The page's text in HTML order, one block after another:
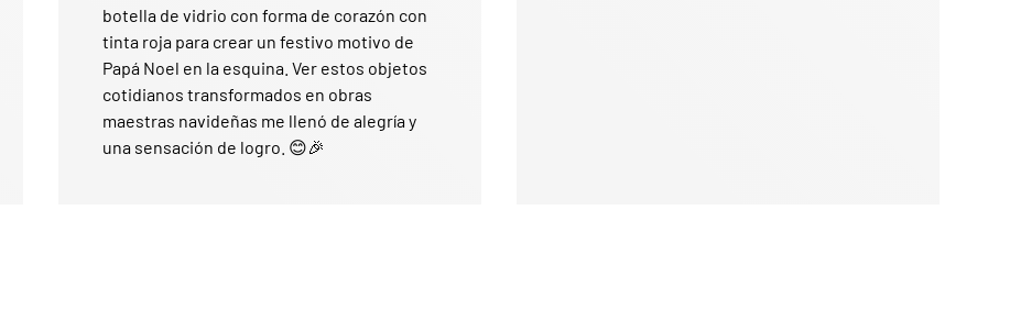
botella de vidrio con forma de corazón con
tinta roja para crear un festivo motivo de
Papá Noel en la esquina. Ver estos objetos
cotidianos transformados en obras
maestras navideñas me llenó de alegría y
una sensación de logro. 😊🎉